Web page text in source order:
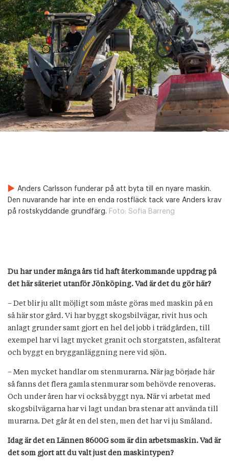
Anders Carlsson funderar på att byta till en nyare maskin.
Den nuvarande har inte en enda rostfläck tack vare Anders krav
på rostskyddande grundfärg. Foto: Sofia Barreng
Du har under många års tid haft återkommande uppdrag på
det här säteriet utanför Jönköping. Vad är det du gör här?
– Det blir ju allt möjligt som måste göras med maskin på en
så här stor gård. Vi har byggt skogsbilvägar, rivit hus och
anlagt grunder samt gjort en hel del jobb i trädgården, till
exempel har vi lagt mycket granit och storgatsten, asfalterat
och byggt en brygganläggning nere vid sjön.
– Men mycket handlar om stenmurarna. När jag började här
så fanns det flera gamla stenmurar som behövde renoveras.
Och under åren har vi också byggt nya. När vi arbetat med
skogsbilvägarna har vi lagt undan bra stenar att använda till
murarna. Det går åt en del sten, men det har vi ju Småland.
Idag är det en Lännen 8600G som är din arbetsmaskin. Vad är
det som gjort att du valt just den maskintypen?